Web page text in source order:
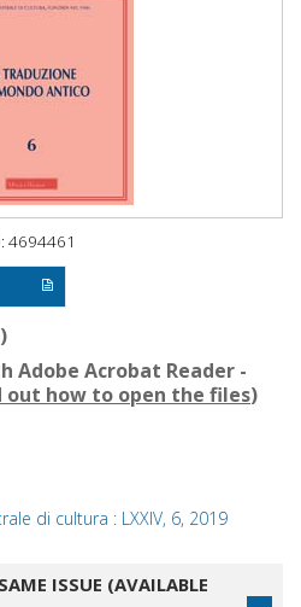
4694461
Adobe Acrobat Reader -
out how to open the files)
di cultura : LXXIV, 6, 2019
ISSUE (AVAILABLE